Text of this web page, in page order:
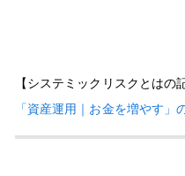
【システミックリスクとはの
「資産運用｜お金を増やす」